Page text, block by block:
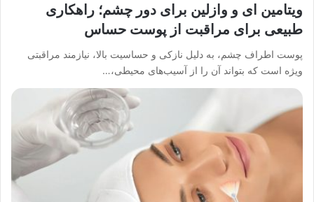
ویتامین ای و وازلین برای دور چشم؛ راهکاری
طبیعی برای مراقبت از پوست حساس
پوست اطراف چشم، به دلیل نازکی و حساسیت بالا، نیازمند مراقبتی
ویژه است که بتواند آن را از آسیب‌های محیطی،…